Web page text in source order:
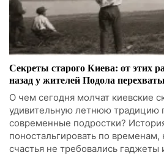
Секреты старого Киева: от этих
назад у жителей Подола
О чем сегодня молчат киевские
удивительную летнюю традицию
современные подростки?
поностальгировать по временам,
счастья не требовались гаджеты